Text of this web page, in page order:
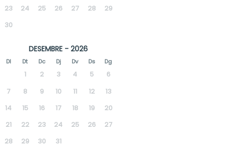
23
24 25 26 27 28
29
30
DESEMBRE - 2026
Dl Dt Dc Dj Dv Ds Dg
1 2 3 4 5
6
7
8 9 10 11 12
13
14
15 16 17 18 19
20
21
22 23 24 25 26
27
28
29 30 31